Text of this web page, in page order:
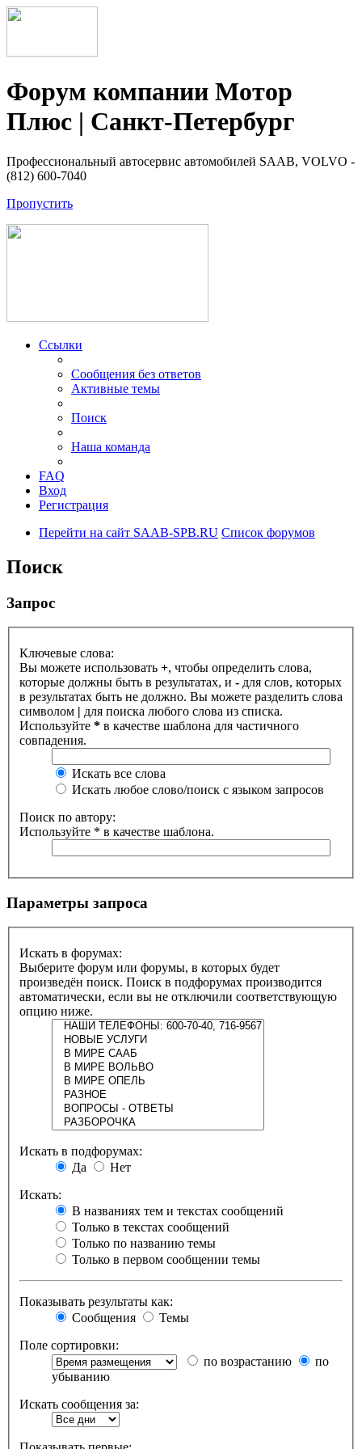
Форум компании Мотор
Плюс | Санкт-Петербург
Профессиональный автосервис автомобилей SAAB, VOLVO -
(812) 600-7040
Пропустить
Ссылки
Сообщения без ответов
Активные темы
Поиск
Наша команда
FAQ
Вход
Регистрация
Перейти на сайт SAAB-SPB.RU Список форумов
Поиск
Запрос
Ключевые слова:
Вы можете использовать +, чтобы определить слова,
которые должны быть в результатах, и - для слов, которых
в результатах быть не должно. Вы можете разделить слова
символом | для поиска любого слова из списка.
Используйте * в качестве шаблона для частичного
совпадения.
Искать все слова
Искать любое слово/поиск с языком запросов
Поиск по автору:
Используйте * в качестве шаблона.
Параметры запроса
Искать в форумах:
Выберите форум или форумы, в которых будет
произведён поиск. Поиск в подфорумах производится
автоматически, если вы не отключили соответствующую
опцию ниже.
Искать в подфорумах:
Да
Нет
Искать:
В названиях тем и текстах сообщений
Только в текстах сообщений
Только по названию темы
Только в первом сообщении темы
Показывать результаты как:
Сообщения
Темы
Поле сортировки:
по возрастанию
по
убыванию
Искать сообщения за: